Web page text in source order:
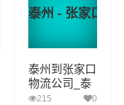
泰州 - 张家口
泰州到张家口
物流公司_泰
州到张家口货
215 0